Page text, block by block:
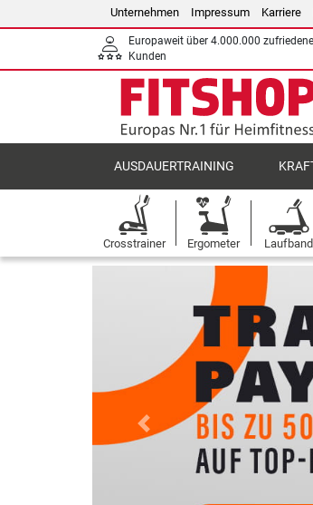
Unternehmen Impressum Karriere
Europaweit über 4.000.000 zufriedene
Kunden
AUSDAUERTRAINING
Crosstrainer Ergometer Laufband
Previous